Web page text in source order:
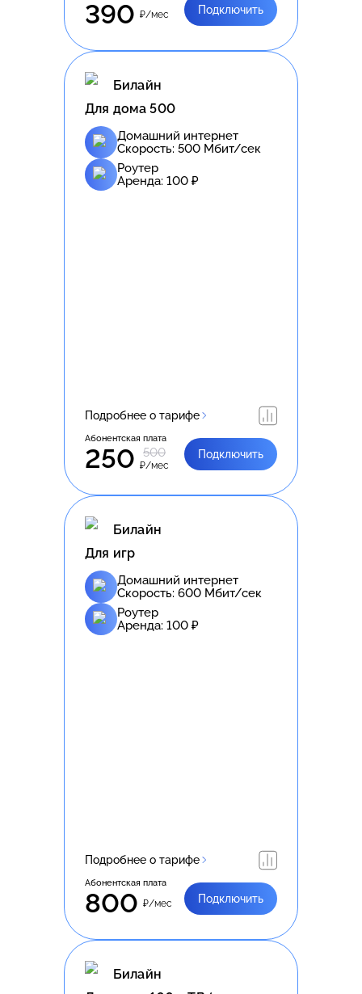
390 ₽/мес Подключить
Билайн
Для дома 500
Домашний интернет
Скорость: 500 Мбит/сек
Роутер
Аренда: 100 ₽
Подробнее о тарифе
Абонентская плата
250 500
₽/мес
Подключить
Билайн
Для игр
Домашний интернет
Скорость: 600 Мбит/сек
Роутер
Аренда: 100 ₽
Подробнее о тарифе
Абонентская плата
800 ₽/мес Подключить
Билайн